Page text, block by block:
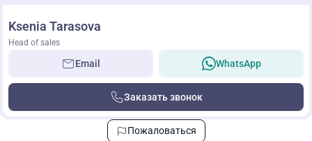
Ksenia Tarasova
Head of sales
Email WhatsApp
Заказать звонок
Пожаловаться